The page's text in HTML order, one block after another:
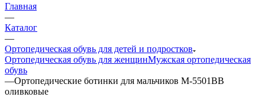
Главная
—
Каталог
—
Ортопедическая обувь для детей и подростков
Ортопедическая обувь для женщинМужская ортопедическая
обувь
—Ортопедические ботинки для мальчиков М-5501ВВ
оливковые